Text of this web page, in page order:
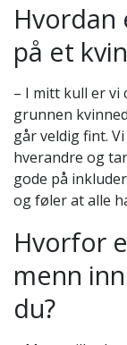
på et
– I mitt kull er vi
grunnen
går veldig fint.
hverandre og
gode på
og føler at alle
Hvorfor
menn
du?